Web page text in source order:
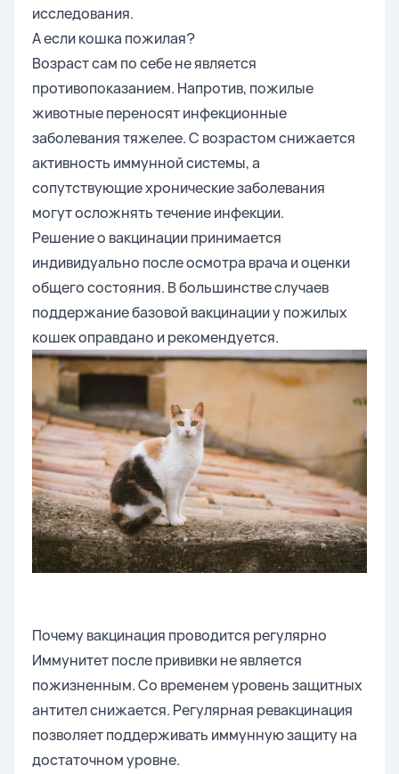
исследования.
А если кошка пожилая?
Возраст сам по себе не является
противопоказанием. Напротив, пожилые
животные переносят инфекционные
заболевания тяжелее. С возрастом снижается
активность иммунной системы, а
сопутствующие хронические заболевания
могут осложнять течение инфекции.
Решение о вакцинации принимается
индивидуально после осмотра врача и оценки
общего состояния. В большинстве случаев
поддержание базовой вакцинации у пожилых
кошек оправдано и рекомендуется.
Почему вакцинация проводится регулярно
Иммунитет после прививки не является
пожизненным. Со временем уровень защитных
антител снижается. Регулярная ревакцинация
позволяет поддерживать иммунную защиту на
достаточном уровне.